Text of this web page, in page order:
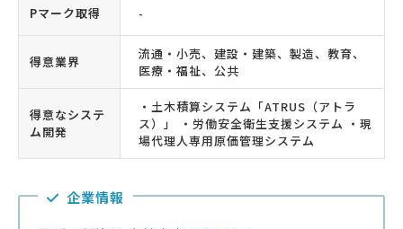
Pマーク取得 -
得意業界
流通・小売、建設・建築、製造、教育、
医療・福祉、公共
得意なシステ
ム開発
・土木積算システム「ATRUS（アトラ
ス）」 ・労働安全衛生支援システム ・現
場代理人専用原価管理システム
企業情報